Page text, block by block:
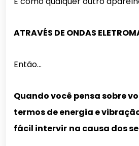
ATRAVÉS DE ONDAS
Então…
Quando você pensa sobre
termos de energia e
fácil intervir na causa dos